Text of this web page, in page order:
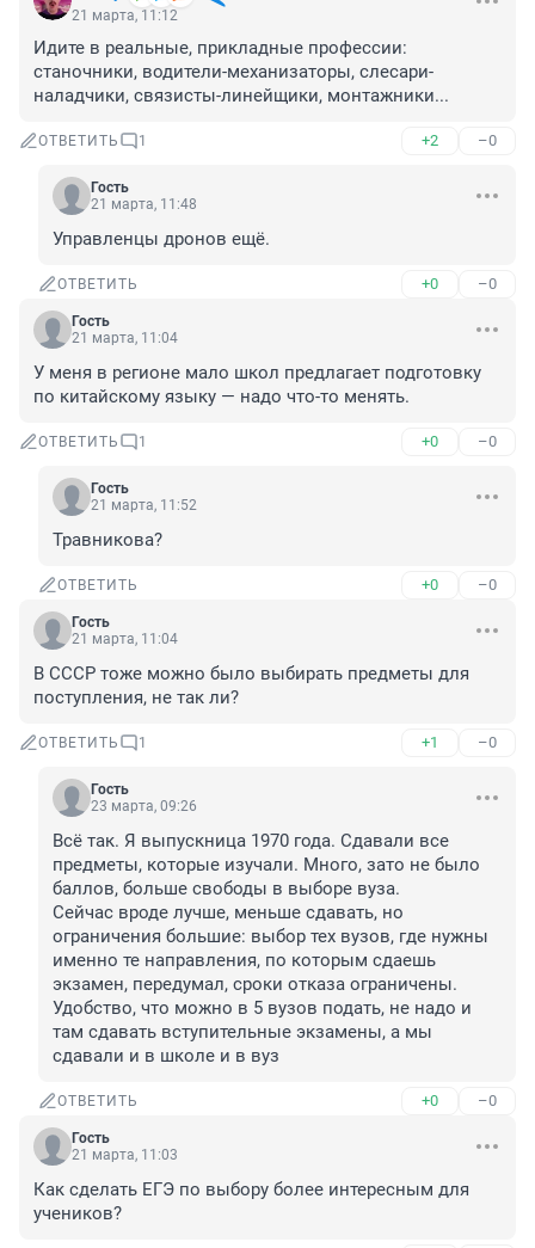
21 марта, 11:12
Идите в реальные, прикладные профессии:
станочники, водители-механизаторы, слесари-
наладчики, связисты-линейщики, монтажники...
ОТВЕТИТЬ 1 +2 –0
Гость
21 марта, 11:48
Управленцы дронов ещё.
ОТВЕТИТЬ +0 –0
Гость
21 марта, 11:04
У меня в регионе мало школ предлагает подготовку
по китайскому языку — надо что-то менять.
ОТВЕТИТЬ 1 +0 –0
Гость
21 марта, 11:52
Травникова?
ОТВЕТИТЬ +0 –0
Гость
21 марта, 11:04
В СССР тоже можно было выбирать предметы для
поступления, не так ли?
ОТВЕТИТЬ 1 +1 –0
Гость
23 марта, 09:26
Всё так. Я выпускница 1970 года. Сдавали все
предметы, которые изучали. Много, зато не было
баллов, больше свободы в выборе вуза.
Сейчас вроде лучше, меньше сдавать, но
ограничения большие: выбор тех вузов, где нужны
именно те направления, по которым сдаешь
экзамен, передумал, сроки отказа ограничены.
Удобство, что можно в 5 вузов подать, не надо и
там сдавать вступительные экзамены, а мы
сдавали и в школе и в вуз
ОТВЕТИТЬ +0 –0
Гость
21 марта, 11:03
Как сделать ЕГЭ по выбору более интересным для
учеников?